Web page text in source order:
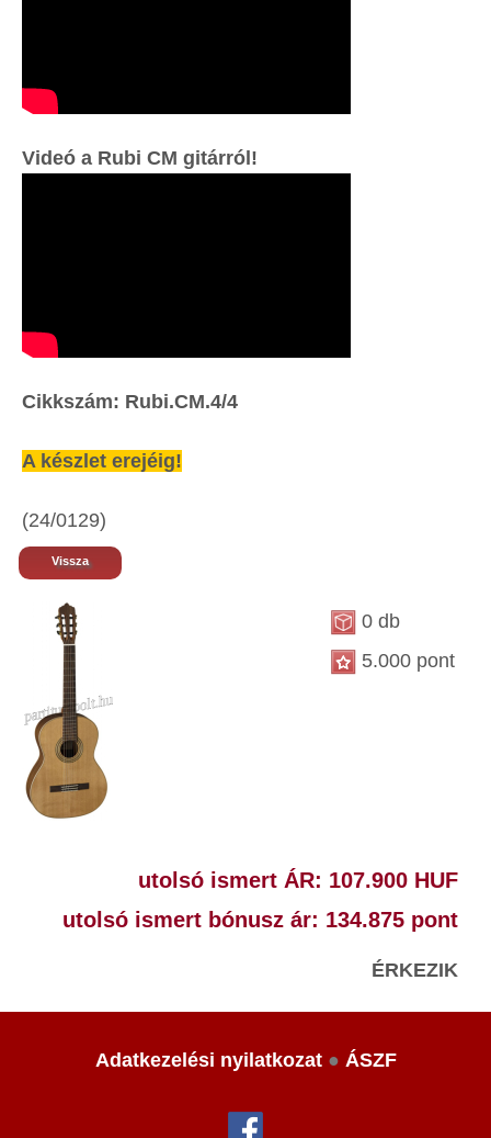
Videó a Rubi CM gitárról!
Cikkszám: Rubi.CM.4/4
A készlet erejéig!
(24/0129)
Vissza
0 db
5.000 pont
utolsó ismert ÁR: 107.900 HUF
utolsó ismert bónusz ár: 134.875 pont
ÉRKEZIK
Adatkezelési nyilatkozat● ÁSZF